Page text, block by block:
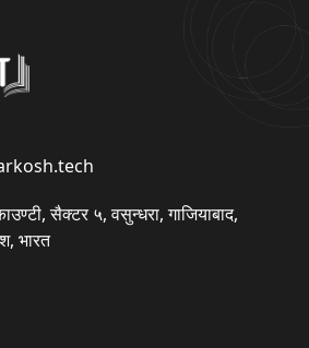
सैक्टर ५, वसुन्धरा, गाजियाबाद,
भारत